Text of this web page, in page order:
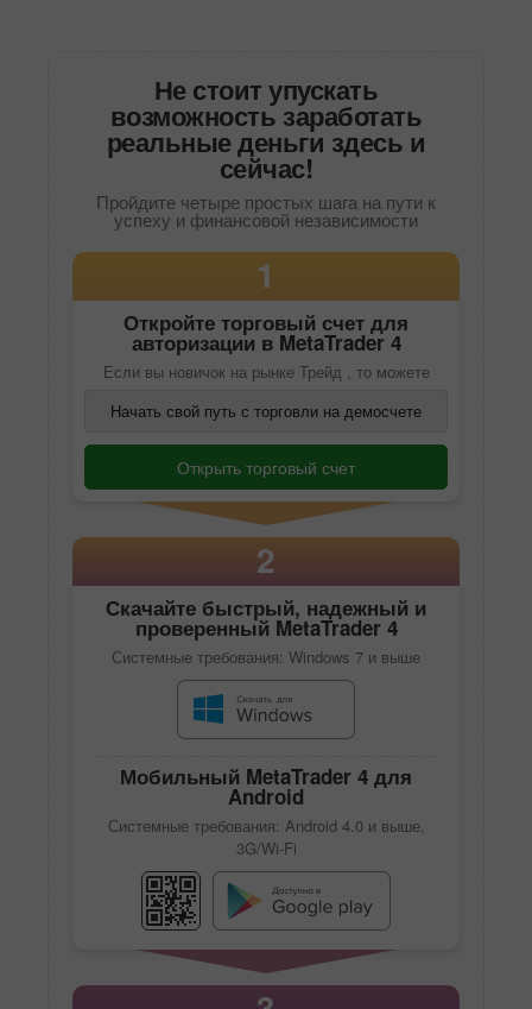
Не стоит упускать
возможность заработать
реальные деньги здесь и
сейчас!
Пройдите четыре простых шага на пути к
успеху и финансовой независимости
1
Откройте торговый счет для
авторизации в MetaTrader 4
Если вы новичок на рынке Трейд , то можете
Начать свой путь с торговли на демосчете
Открыть торговый счет
2
Скачайте быстрый, надежный и
проверенный MetaTrader 4
Системные требования: Windows 7 и выше
Мобильный MetaTrader 4 для
Android
Системные требования: Android 4.0 и выше,
3G/Wi-Fi